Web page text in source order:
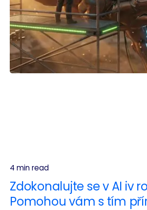
4 min read
Zdokonalujte se v AI iv
Pomohou vám s tím